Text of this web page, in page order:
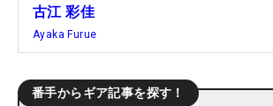
古江 彩佳
Ayaka Furue
番手からギア記事を探す！